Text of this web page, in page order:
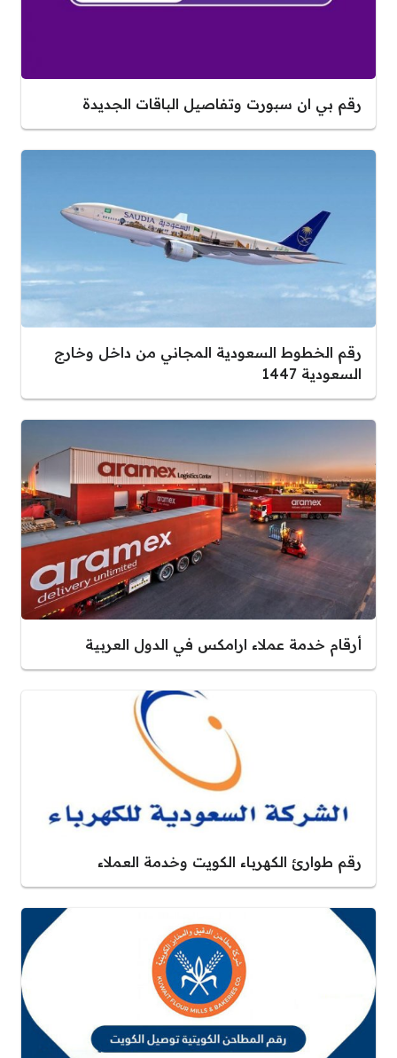
رقم بي ان سبورت وتفاصيل الباقات الجديدة
رقم الخطوط السعودية المجاني من داخل وخارج
السعودية 1447
أرقام خدمة عملاء ارامكس في الدول العربية
رقم طوارئ الكهرباء الكويت وخدمة العملاء